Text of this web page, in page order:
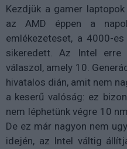
Kezdjük a gamer
az AMD éppen a
emlékezeteset, a 4000-
sikeredett. Az Intel erre
válaszol, amely 10.
hivatalos dián, amit nem
a keserű valóság: ez
nem léphetünk végre 10
De ez már nagyon nem
idején, az Intel váltig